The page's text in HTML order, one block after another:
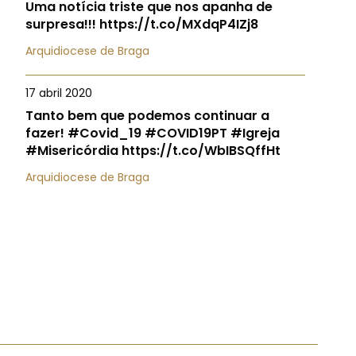
Uma notícia triste que nos apanha de
surpresa!!! https://t.co/MXdqP4IZj8
Arquidiocese de Braga
17 abril 2020
Tanto bem que podemos continuar a
fazer! #Covid_19 #COVID19PT #Igreja
#Misericórdia https://t.co/WbIBSQffHt
Arquidiocese de Braga